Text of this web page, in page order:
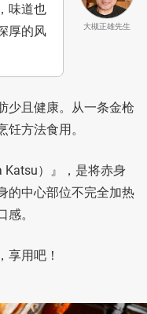
大槻正雄先生
味道也
厚的风
少且健康。从一条金枪
方法食用。
Katsu）』，是将赤身
的中心部位不完全加热
。
享用吧！